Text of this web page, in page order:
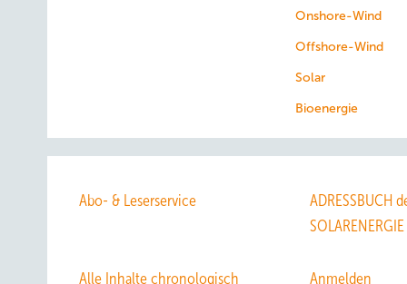
Onshore-Wind
Offshore-Wind
Solar
Bioenergie
Abo- & Leserservice
ADRESSBUCH
SOLARENERGIE
Alle Inhalte chronologisch Anmelden